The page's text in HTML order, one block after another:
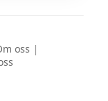
oss |